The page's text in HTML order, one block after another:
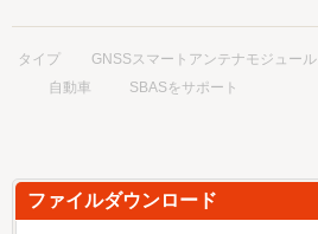
タイプ GNSSスマートアンテナモジュール
自動車
SBASをサポート
ファイルダウンロード